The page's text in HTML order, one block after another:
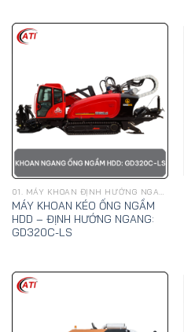
01. MÁY KHOAN ĐỊNH HƯỚNG NGANG, KÉO ỐNG NGẦM HDD - GOODENG
MÁY KHOAN KÉO ỐNG NGẦM
HDD – ĐỊNH HƯỚNG NGANG:
GD320C-LS